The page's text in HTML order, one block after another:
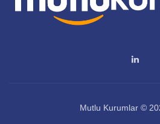
Mutlu Kurumlar ©